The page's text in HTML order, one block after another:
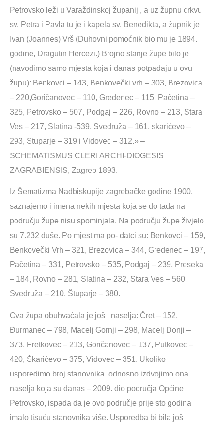
Petrovsko leži u Varaždinskoj županiji, a uz župnu crkvu
sv. Petra i Pavla tu je i kapela sv. Benedikta, a župnik je
Ivan (Joannes) Vrš (Duhovni pomoćnik bio mu je 1894.
godine, Dragutin Hercezi.) Brojno stanje župe bilo je
(navodimo samo mjesta koja i danas potpadaju u ovu
župu): Benkovci – 143, Benkovečki vrh – 303, Brezovica
– 220,Goričanovec – 110, Gredenec – 115, Pačetina –
325, Petrovsko – 507, Podgaj – 226, Rovno – 213, Stara
Ves – 217, Slatina -539, Svedruža – 161, skarićevo –
293, Stuparje – 319 i Vidovec – 312.» –
SCHEMATISMUS CLERI ARCHI-DIOGESIS
ZAGRABIENSIS, Zagreb 1893.
Iz Šematizma Nadbiskupije zagrebačke godine 1900.
saznajemo i imena nekih mjesta koja se do tada na
području župe nisu spominjala. Na području župe živjelo
su 7.232 duše. Po mjestima po- datci su: Benkovci – 159,
Benkovečki Vrh – 321, Brezovica – 344, Gredenec – 197,
Pačetina – 331, Petrovsko – 535, Podgaj – 239, Preseka
– 184, Rovno – 281, Slatina – 232, Stara Ves – 560,
Svedruža – 210, Štuparje – 380.
Ova župa obuhvaćala je još i naselja: Čret – 152,
Đurmanec – 798, Macelj Gornji – 298, Macelj Donji –
373, Pretkovec – 213, Goričanovec – 137, Putkovec –
420, Škarićevo – 375, Vidovec – 351. Ukoliko
usporedimo broj stanovnika, odnosno izdvojimo ona
naselja koja su danas – 2009. dio područja Općine
Petrovsko, ispada da je ovo područje prije sto godina
imalo tisuću stanovnika više. Usporedba bi bila još